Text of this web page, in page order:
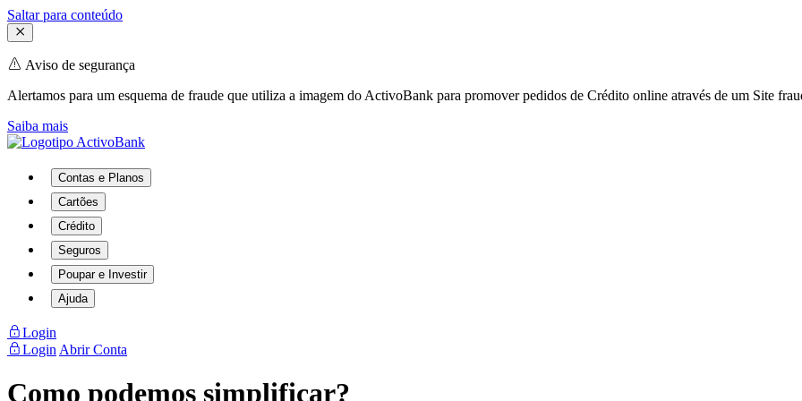
Saltar para conteúdo
Aviso de segurança
Alertamos para um esquema de fraude que utiliza a imagem do ActivoBank para promover pedidos de Crédito online através de um Site
Saiba mais
Contas e Planos
Cartões
Crédito
Seguros
Poupar e Investir
Ajuda
Login
Login Abrir Conta
Como podemos simplificar?